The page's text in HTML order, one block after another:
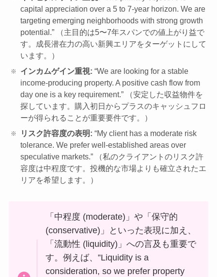
capital appreciation over a 5 to 7-year horizon. We are
targeting emerging neighborhoods with strong growth
potential.” （主目的は5〜7年スパンでの値上がり益で
す。成長潜在力の高い新興エリアをターゲットにして
います。）
インカムゲイン重視: “We are looking for a stable
income-producing property. A positive cash flow from
day one is a key requirement.” （安定した収益物件を
探しています。購入初日からプラスのキャッシュフロ
ーが得られることが重要要件です。）
リスク許容度の表明: “My client has a moderate risk
tolerance. We prefer well-established areas over
speculative markets.” （私のクライアントのリスク許
容度は中程度です。投機的な市場よりも確立されたエ
リアを希望します。）
「中程度 (moderate)」や「保守的
(conservative)」といった表現に加え、
「流動性 (liquidity)」への言及も重要で
す。例えば、”Liquidity is a
consideration, so we prefer property